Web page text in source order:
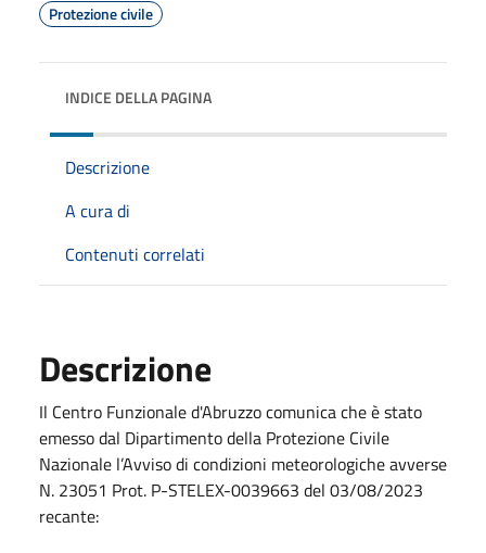
Protezione civile
INDICE DELLA PAGINA
Descrizione
A cura di
Contenuti correlati
Descrizione
Il Centro Funzionale d'Abruzzo comunica che è stato
emesso dal Dipartimento della Protezione Civile
Nazionale l’Avviso di condizioni meteorologiche avverse
N. 23051 Prot. P-STELEX-0039663 del 03/08/2023
recante: